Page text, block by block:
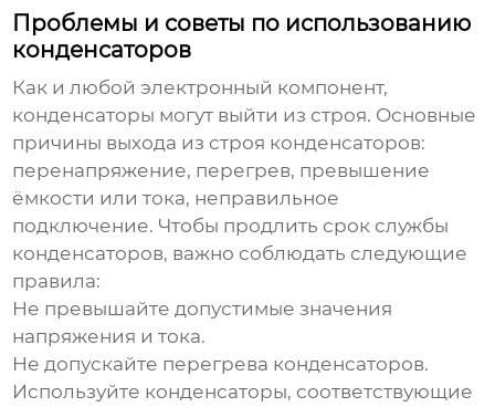
Проблемы и советы по использованию
конденсаторов
Как и любой электронный компонент,
конденсаторы могут выйти из строя. Основные
причины выхода из строя конденсаторов:
перенапряжение, перегрев, превышение
ёмкости или тока, неправильное
подключение. Чтобы продлить срок службы
конденсаторов, важно соблюдать следующие
правила:
Не превышайте допустимые значения
напряжения и тока.
Не допускайте перегрева конденсаторов.
Используйте конденсаторы, соответствующие